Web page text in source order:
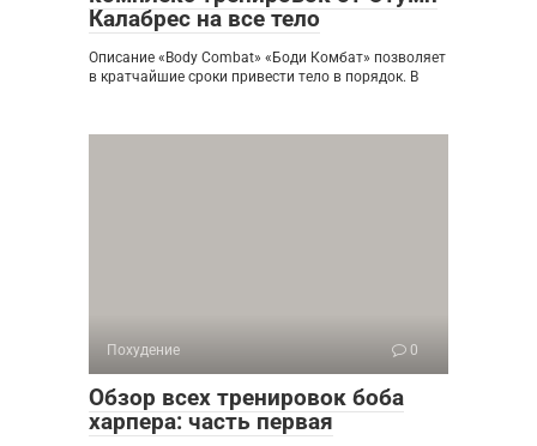
Калабрес на все тело
Описание «Body Combat» «Боди Комбат» позволяет
в кратчайшие сроки привести тело в порядок. В
Похудение 0
Обзор всех тренировок боба
харпера: часть первая